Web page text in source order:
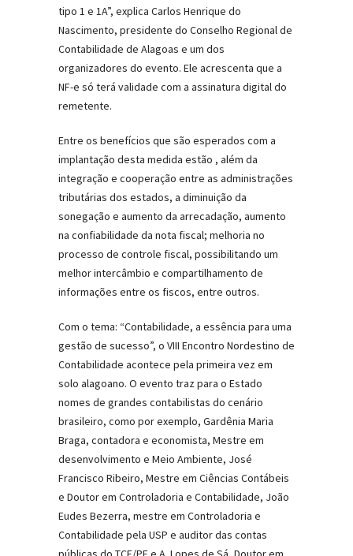
tipo 1 e 1A”, explica Carlos Henrique do
Nascimento, presidente do Conselho Regional de
Contabilidade de Alagoas e um dos
organizadores do evento. Ele acrescenta que a
NF-e só terá validade com a assinatura digital do
remetente.
Entre os benefícios que são esperados com a
implantação desta medida estão , além da
integração e cooperação entre as administrações
tributárias dos estados, a diminuição da
sonegação e aumento da arrecadação, aumento
na confiabilidade da nota fiscal; melhoria no
processo de controle fiscal, possibilitando um
melhor intercâmbio e compartilhamento de
informações entre os fiscos, entre outros.
Com o tema: “Contabilidade, a essência para uma
gestão de sucesso”, o VIII Encontro Nordestino de
Contabilidade acontece pela primeira vez em
solo alagoano. O evento traz para o Estado
nomes de grandes contabilistas do cenário
brasileiro, como por exemplo, Gardênia Maria
Braga, contadora e economista, Mestre em
desenvolvimento e Meio Ambiente, José
Francisco Ribeiro, Mestre em Ciências Contábeis
e Doutor em Controladoria e Contabilidade, João
Eudes Bezerra, mestre em Controladoria e
Contabilidade pela USP e auditor das contas